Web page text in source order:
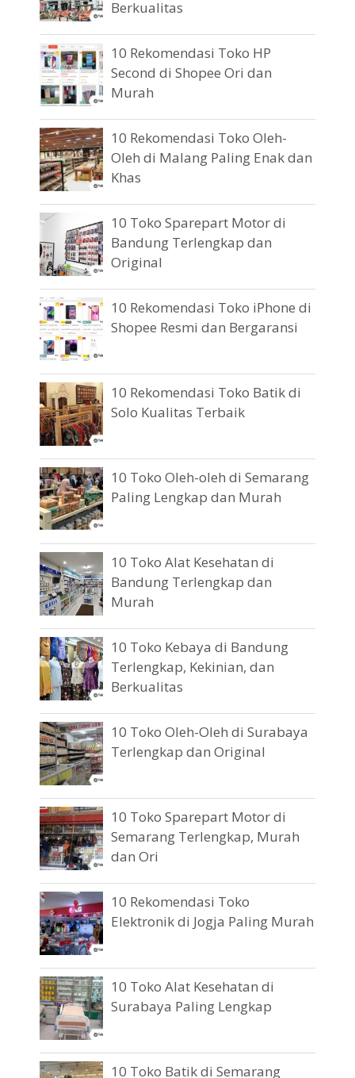
Berkualitas
10 Rekomendasi Toko HP
Second di Shopee Ori dan
Murah
10 Rekomendasi Toko Oleh-
Oleh di Malang Paling Enak dan
Khas
10 Toko Sparepart Motor di
Bandung Terlengkap dan
Original
10 Rekomendasi Toko iPhone di
Shopee Resmi dan Bergaransi
10 Rekomendasi Toko Batik di
Solo Kualitas Terbaik
10 Toko Oleh-oleh di Semarang
Paling Lengkap dan Murah
10 Toko Alat Kesehatan di
Bandung Terlengkap dan
Murah
10 Toko Kebaya di Bandung
Terlengkap, Kekinian, dan
Berkualitas
10 Toko Oleh-Oleh di Surabaya
Terlengkap dan Original
10 Toko Sparepart Motor di
Semarang Terlengkap, Murah
dan Ori
10 Rekomendasi Toko
Elektronik di Jogja Paling Murah
10 Toko Alat Kesehatan di
Surabaya Paling Lengkap
10 Toko Batik di Semarang